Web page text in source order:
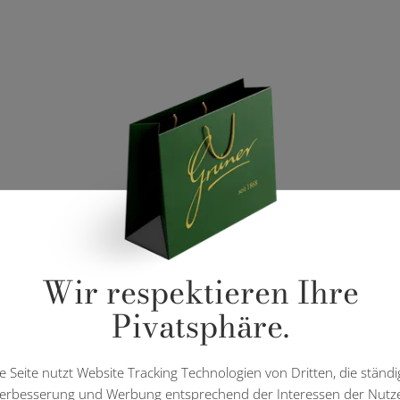
Wir respektieren Ihre
Pivatsphäre.
Seite nutzt Website Tracking Technologien von Dritten, die
und Werbung entsprechend der Interessen der